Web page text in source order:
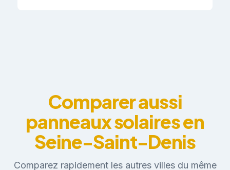
Comparer aussi
panneaux solaires en
Seine-Saint-Denis
Comparez rapidement les autres villes du même